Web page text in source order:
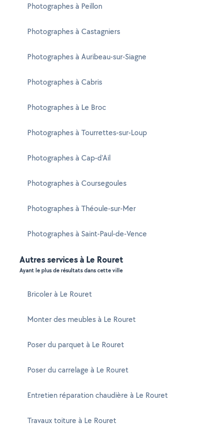
Photographes à Peillon
Photographes à Castagniers
Photographes à Auribeau-sur-Siagne
Photographes à Cabris
Photographes à Le Broc
Photographes à Tourrettes-sur-Loup
Photographes à Cap-d'Ail
Photographes à Coursegoules
Photographes à Théoule-sur-Mer
Photographes à Saint-Paul-de-Vence
Autres services à Le Rouret
Ayant le plus de résultats dans cette ville
Bricoler à Le Rouret
Monter des meubles à Le Rouret
Poser du parquet à Le Rouret
Poser du carrelage à Le Rouret
Entretien réparation chaudière à Le Rouret
Travaux toiture à Le Rouret